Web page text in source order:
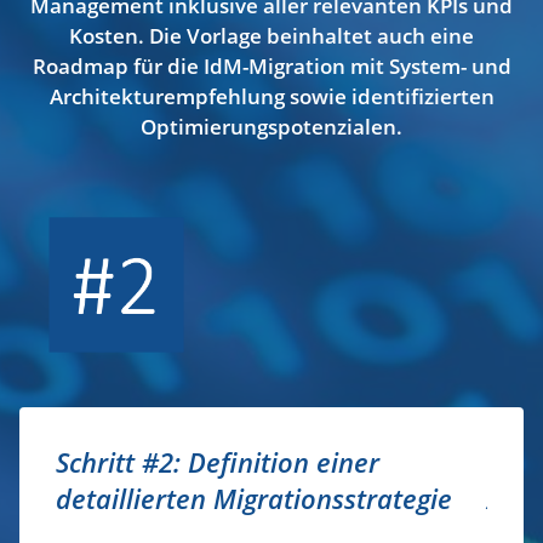
Kosten. Die Vorlage beinhaltet auch eine
Roadmap für die IdM-Migration mit System- und
Architekturempfehlung sowie identifizierten
Optimierungspotenzialen.
Schritt #3: Marktanalyse und Tool-
Auswahl